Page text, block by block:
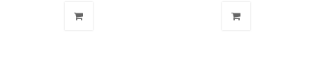
Anmeldeformular geschützt durch
WP Captcha